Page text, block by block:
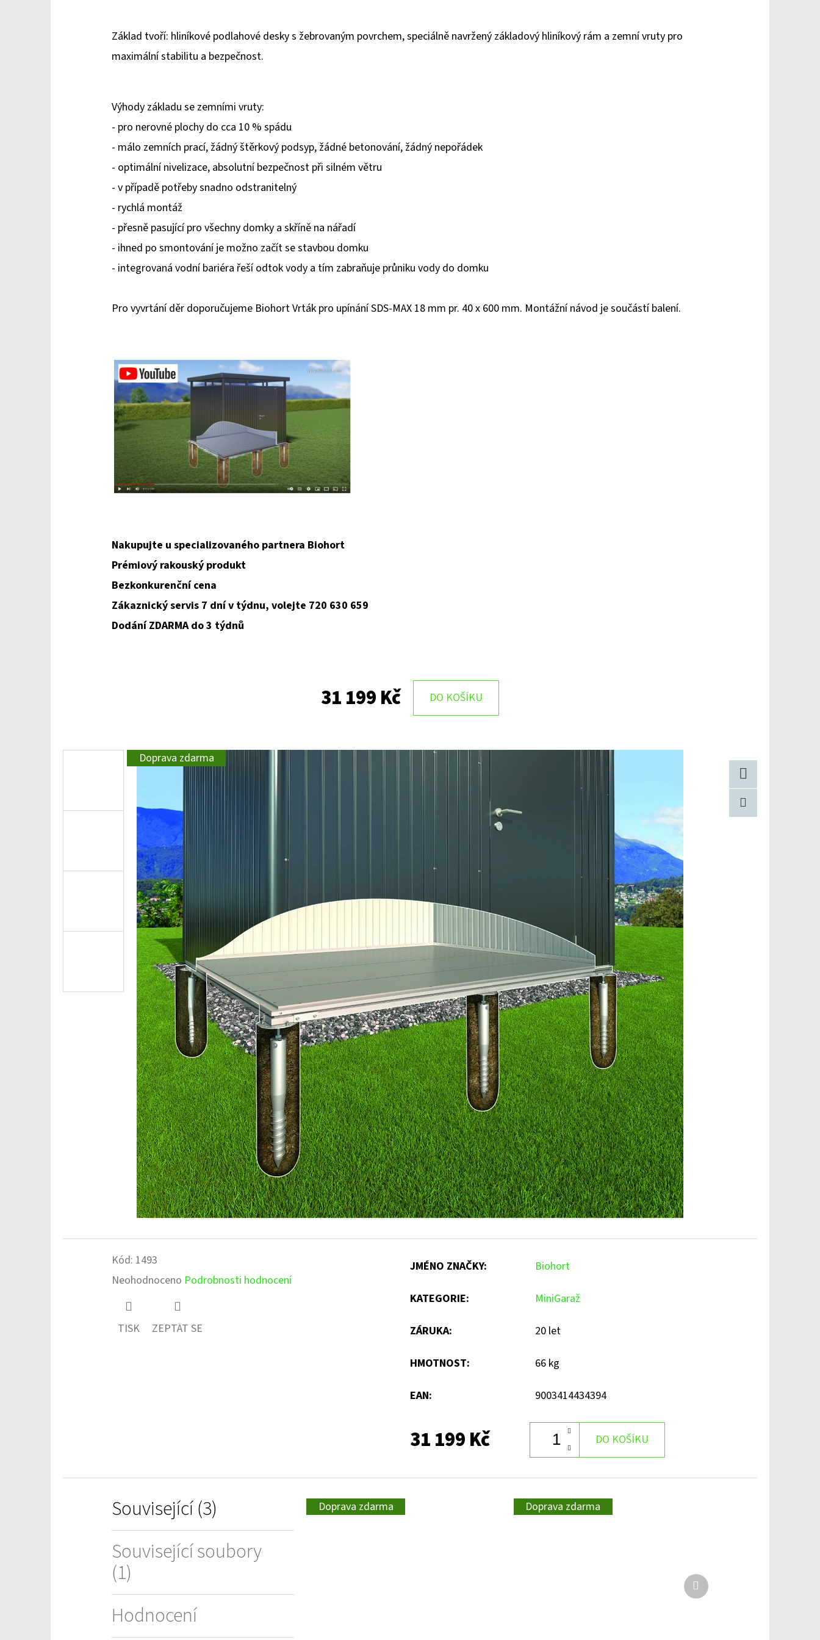
Základ tvoří: hliníkové podlahové desky s žebrovaným povrchem, speciálně navržený základový hliníkový rám a zemní vruty pro
maximální stabilitu a bezpečnost.
Výhody základu se zemními vruty:
- pro nerovné plochy do cca 10 % spádu
- málo zemních prací, žádný štěrkový podsyp, žádné betonování, žádný nepořádek
- optimální nivelizace, absolutní bezpečnost při silném větru
- v případě potřeby snadno odstranitelný
- rychlá montáž
- přesně pasující pro všechny domky a skříně na nářadí
- ihned po smontování je možno začít se stavbou domku
- integrovaná vodní bariéra řeší odtok vody a tím zabraňuje průniku vody do domku
Pro vyvrtání děr doporučujeme Biohort Vrták pro upínání SDS-MAX 18 mm pr. 40 x 600 mm. Montážní návod je součástí balení.
Nakupujte u specializovaného partnera Biohort
Prémiový rakouský produkt
Bezkonkurenční cena
Zákaznický servis 7 dní v týdnu, volejte 720 630 659
Dodání ZDARMA do 3 týdnů
31 199 Kč DO KOŠÍKU
Doprava zdarma
Facebook
Kód: 1493
Průměrné
hodnocení
Neohodnoceno Podrobnosti hodnocení
TISK ZEPTAT SE
JMÉNO ZNAČKY: Biohort
KATEGORIE: MiniGaraž
ZÁRUKA: 20 let
HMOTNOST: 66 kg
EAN: 9003414434394
31 199 Kč DO KOŠÍKU
Související (3)
Související soubory
(1)
Hodnocení
Doprava zdarma Doprava zdarma
Další
produkt